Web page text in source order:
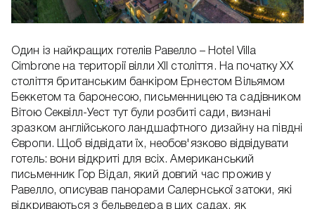
Один із найкращих готелів Равелло – Hotel Villa
Cimbrone на території вілли XII століття. На початку ХХ
століття британським банкіром Ернестом Вільямом
Беккетом та баронесою, письменницею та садівником
Вітою Секвілл-Уест тут були розбиті сади, визнані
зразком англійського ландшафтного дизайну на півдні
Європи. Щоб відвідати їх, необов'язково відвідувати
готель: вони відкриті для всіх. Американський
письменник Гор Відал, який довгий час прожив у
Равелло, описував панорами Салернської затоки, які
відкриваються з бельведера в цих садах, як